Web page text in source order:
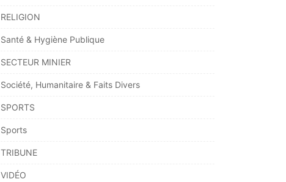
RELIGION
Santé & Hygiène Publique
SECTEUR MINIER
Société, Humanitaire & Faits Divers
SPORTS
Sports
TRIBUNE
VIDÉO